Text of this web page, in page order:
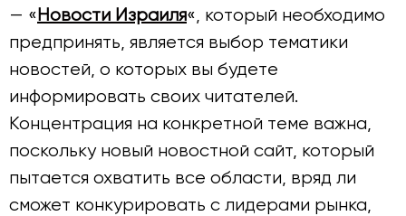
— «Новости Израиля«, который необходимо
предпринять, является выбор тематики
новостей, о которых вы будете
информировать своих читателей.
Концентрация на конкретной теме важна,
поскольку новый новостной сайт, который
пытается охватить все области, вряд ли
сможет конкурировать с лидерами рынка,